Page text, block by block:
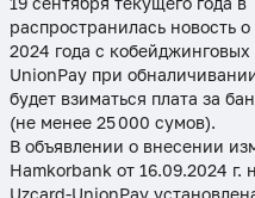
распространилась новость
2024 года с
UnionPay при
будет взиматься плата за
(не менее 25 000 сумов).
В объявлении о внесении
Hamkorbank от 16.09.2024 г.
Uzcard-UnionPay